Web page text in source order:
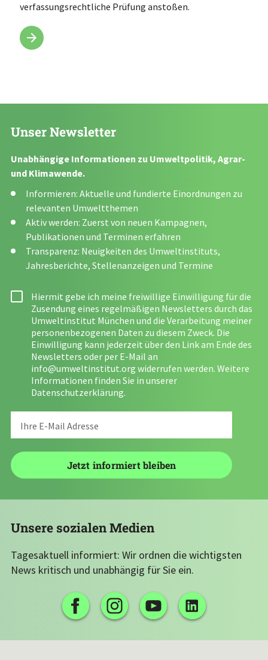
verfassungsrechtliche Prüfung anstoßen.
Unser Newsletter
Unabhängige Informationen zu Umweltpolitik, Agrar-
und Klimawende.
Informieren: Aktuelle und fundierte Einordnungen zu
relevanten Umweltthemen
Aktiv werden: Zuerst von neuen Kampagnen,
Publikationen und Terminen erfahren
Transparenz: Neuigkeiten des Umweltinstituts,
Jahresberichte, Stellenanzeigen und Termine
Hiermit gebe ich meine freiwillige Einwilligung für die
Zusendung eines regelmäßigen Newsletters durch das
Umweltinstitut München und die Verarbeitung meiner
personenbezogenen Daten zu diesem Zweck. Die
Einwilligung kann jederzeit über den Link am Ende des
Newsletters oder per E-Mail an
info@umweltinstitut.org widerrufen werden. Weitere
Informationen finden Sie in unserer
Datenschutzerklärung.
Unsere sozialen Medien
Tagesaktuell informiert: Wir ordnen die wichtigsten
News kritisch und unabhängig für Sie ein.